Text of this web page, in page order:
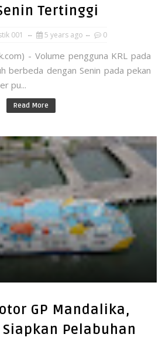
Tertinggi
001 5 years ago 0
- Volume pengguna KRL pada
berbeda dengan Senin pada pekan
pu...
Read More
GP Mandalika,
Pelabuhan